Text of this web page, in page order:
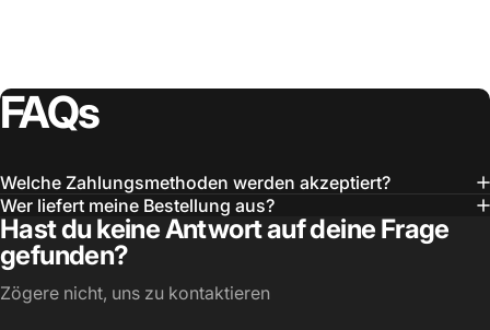
FAQs
Welche Zahlungsmethoden werden akzeptiert?
Wer liefert meine Bestellung aus?
Hast du keine Antwort auf deine Frage
gefunden?
Zögere nicht, uns zu kontaktieren